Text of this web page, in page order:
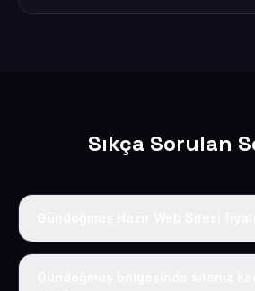
Sıkça Sorulan
Tek fiyat uygulanır: yıllık 50 USD +